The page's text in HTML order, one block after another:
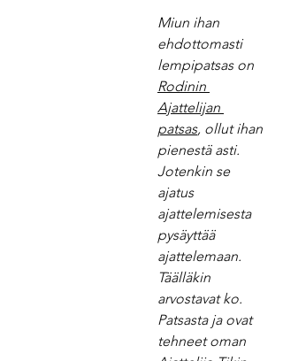
Miun ihan
ehdottomasti
lempipatsas on
Rodinin
Ajattelijan
patsas, ollut ihan
pienestä asti.
Jotenkin se
ajatus
ajattelemisesta
pysäyttää
ajattelemaan.
Täälläkin
arvostavat ko.
Patsasta ja ovat
tehneet oman